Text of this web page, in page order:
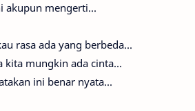
akupun mengerti...
rasa ada yang berbeda...
kita mungkin ada cinta...
ini benar nyata...